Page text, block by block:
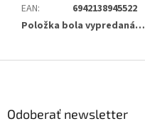
EAN:
6942138945522
Položka bola vypredaná…
Odoberať newsletter